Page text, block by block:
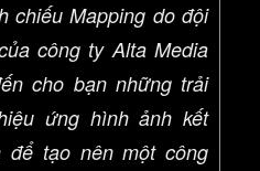
chiếu Mapping do đội
công ty Alta Media
cho bạn những trải
ứng hình ảnh kết
để tạo nên một công